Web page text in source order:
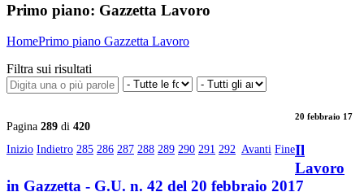
Primo piano: Gazzetta Lavoro
HomePrimo piano Gazzetta Lavoro
Filtra sui risultati
Pagina 289 di 420
Inizio Indietro 285 286 287 288 289 290 291 292 Avanti Fine
20 febbraio 17
Il
Lavoro
in Gazzetta - G.U. n. 42 del 20 febbraio 2017